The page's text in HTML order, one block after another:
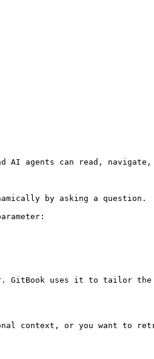
AI agents can read, navigate,
by asking a question.
uses it to tailor the
context, or you want to